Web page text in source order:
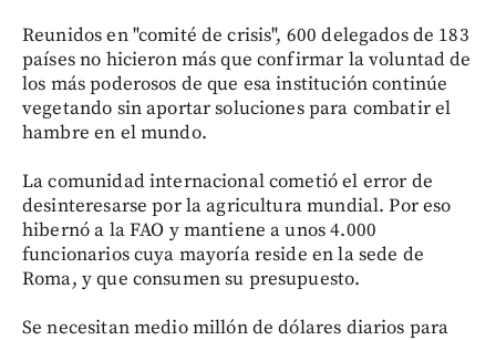
Reunidos en "comité de crisis", 600 delegados de 183
países no hicieron más que confirmar la voluntad de
los más poderosos de que esa institución continúe
vegetando sin aportar soluciones para combatir el
hambre en el mundo.
La comunidad internacional cometió el error de
desinteresarse por la agricultura mundial. Por eso
hibernó a la FAO y mantiene a unos 4.000
funcionarios cuya mayoría reside en la sede de
Roma, y que consumen su presupuesto.
Se necesitan medio millón de dólares diarios para